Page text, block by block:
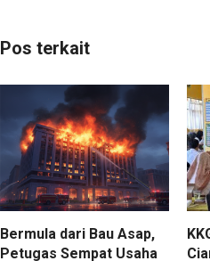
Pos terkait
Bermula dari Bau Asap,
Petugas Sempat Usaha